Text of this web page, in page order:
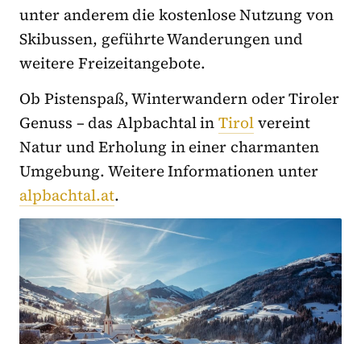
unter anderem die kostenlose Nutzung von
Skibussen, geführte Wanderungen und
weitere Freizeitangebote.
Ob Pistenspaß, Winterwandern oder Tiroler
Genuss – das Alpbachtal inTirolvereint
Natur und Erholung in einer charmanten
Umgebung. Weitere Informationen unter
alpbachtal.at.